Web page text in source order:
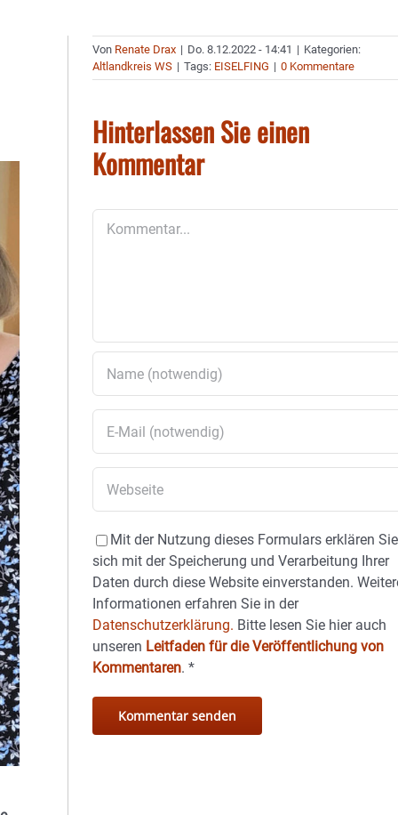
Von Renate Drax | Do. 8.12.2022 - 14:41 | Kategorien:
Altlandkreis WS | Tags: EISELFING | 0 Kommentare
Hinterlassen Sie einen
Kommentar
Mit der Nutzung dieses Formulars erklären Sie
sich mit der Speicherung und Verarbeitung Ihrer
Daten durch diese Website einverstanden.
Informationen erfahren Sie in der
Datenschutzerklärung. Bitte lesen Sie hier auch
unseren Leitfaden für die Veröffentlichung von
Kommentaren.*